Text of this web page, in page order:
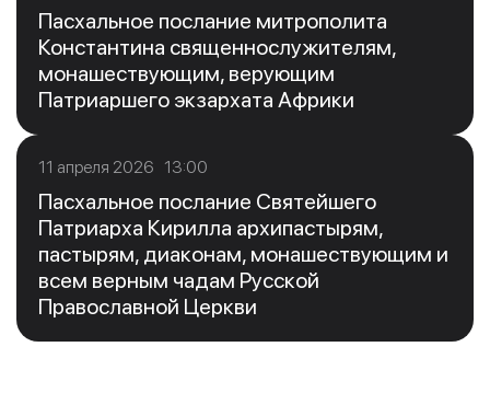
Пасхальное послание митрополита
Константина священнослужителям,
монашествующим, верующим
Патриаршего экзархата Африки
11 апреля 2026 13:00
Пасхальное послание Святейшего
Патриарха Кирилла архипастырям,
пастырям, диаконам, монашествующим и
всем верным чадам Русской
Православной Церкви